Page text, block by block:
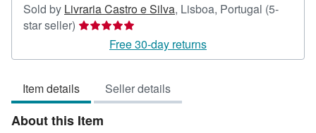
Sold by Livraria Castro e Silva, Lisboa, Portugal (5-
star seller) Seller
5
of
5
stars
Free 30-day returns
Item details Seller details
About this Item